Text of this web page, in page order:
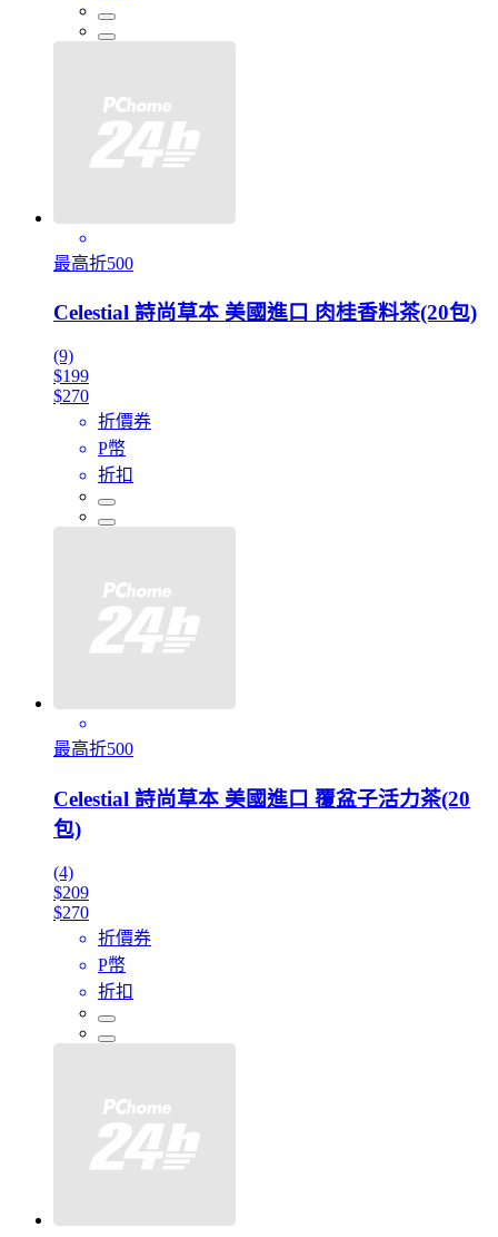
最高折500
Celestial 詩尚草本 美國進口 肉桂香料茶(20包)
(9)
$199
$270
折價券
P幣
折扣
最高折500
Celestial 詩尚草本 美國進口 覆盆子活力茶(20
包)
(4)
$209
$270
折價券
P幣
折扣